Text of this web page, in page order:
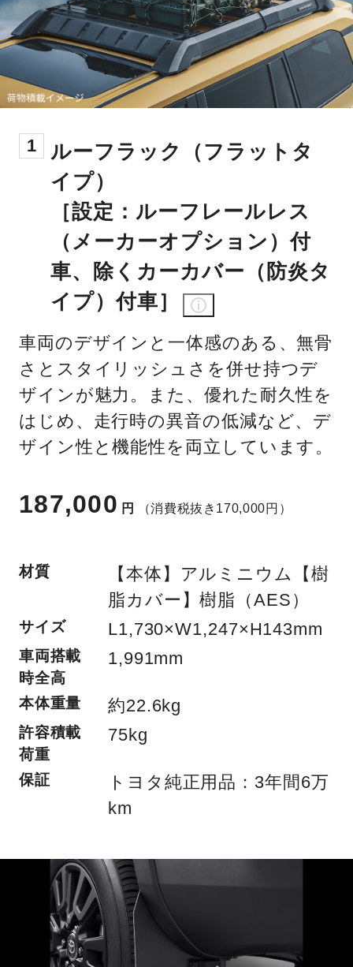
1
ルーフラック（フラットタ
イプ）
［設定：ルーフレールレス
（メーカーオプション）付
車、除くカーカバー（防炎タ
イプ）付車］
車両のデザインと一体感のある、無骨
さとスタイリッシュさを併せ持つデ
ザインが魅力。また、優れた耐久性を
はじめ、走行時の異音の低減など、デ
ザイン性と機能性を両立しています。
187,000 円 （消費税抜き170,000円）
材質
【本体】アルミニウム【樹
脂カバー】樹脂（AES）
サイズ L1,730×W1,247×H143mm
車両搭載
時全高
1,991mm
本体重量 約22.6kg
許容積載
荷重
75kg
保証
トヨタ純正用品：3年間6万
km